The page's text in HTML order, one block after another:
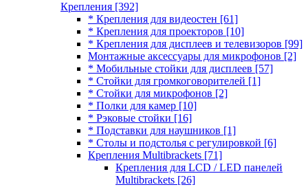
Крепления [392]
* Крепления для видеостен [61]
* Крепления для проекторов [10]
* Крепления для дисплеев и телевизоров [99]
Монтажные аксессуары для микрофонов [2]
* Мобильные стойки для дисплеев [57]
* Стойки для громкоговорителей [1]
* Стойки для микрофонов [2]
* Полки для камер [10]
* Рэковые стойки [16]
* Подставки для наушников [1]
* Столы и подстолья с регулировкой [6]
Крепления Multibrackets [71]
Крепления для LCD / LED панелей
Multibrackets [26]